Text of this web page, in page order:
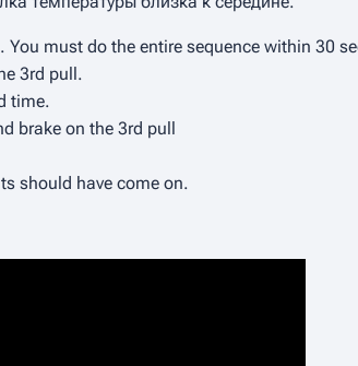
must do the entire sequence within 30
3rd pull.
time.
brake on the 3rd pull
should have come on.